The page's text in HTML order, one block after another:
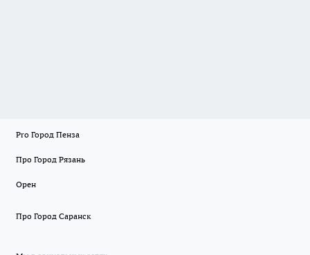
Pro Город Пенза
Про Город Рязань
Орен
Про Город Саранск